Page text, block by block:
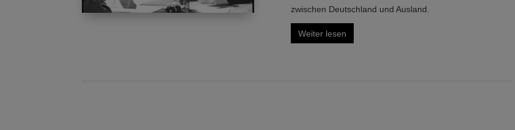
zwischen Deutschland und Ausland.
Weiter lesen